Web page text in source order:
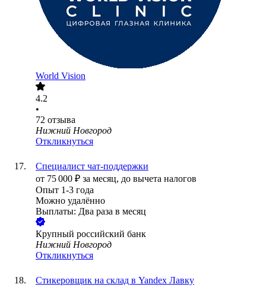
World Vision
4.2
•
72 отзыва
Нижний Новгород
Откликнуться
Специалист чат-поддержки
от 75 000 ₽ за месяц, до вычета налогов
Опыт 1-3 года
Можно удалённо
Выплаты: Два раза в месяц
Крупный российский банк
Нижний Новгород
Откликнуться
Стикеровщик на склад в Yandex Лавку